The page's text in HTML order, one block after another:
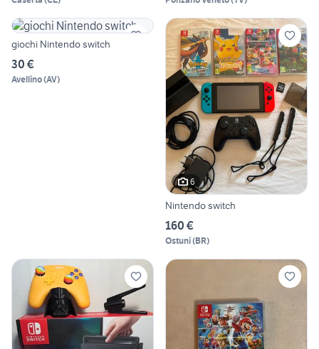
giochi Nintendo switch
30 €
Avellino(AV)
6
Nintendo switch
160 €
Ostuni(BR)